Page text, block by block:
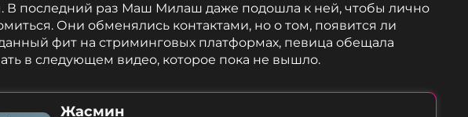
В последний раз Маш Милаш даже подошла к ней, чтобы лично
Они обменялись контактами, но о том, появится ли
фит на стриминговых платформах, певица обещала
в следующем видео, которое пока не вышло.
Жасмин